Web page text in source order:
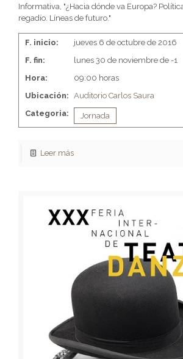
Informativa, "¿Hacia dónde va Europa?
regadío. Líneas de futuro."
F. inicio:
jueves 6 de octubre de 2016
F. fin:
lunes 30 de noviembre de -1
Hora:
09:00 horas
Ubicación: Auditorio Carlos Saura
Categoria:
Jornada
Leer más